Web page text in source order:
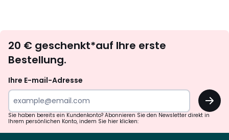
abonnieren
20 € geschenkt*auf Ihre erste
Bestellung.
Ihre E-mail-Adresse
OK
Sie haben bereits ein Kundenkonto? Abonnieren Sie den Newsletter direkt in
Ihrem persönlichen Konto, indem Sie hier klicken: